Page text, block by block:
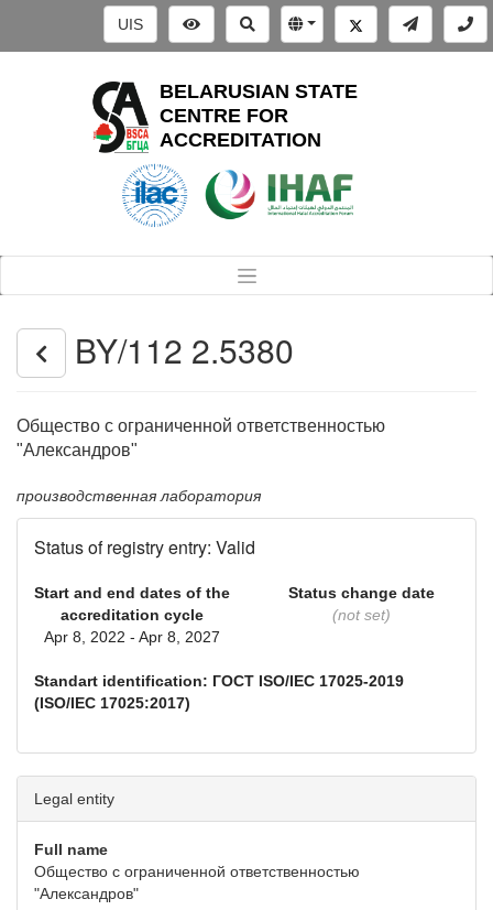
UIS
BELARUSIAN STATE
CENTRE FOR
ACCREDITATION
BY/112 2.5380
Общество с ограниченной ответственностью
"Александров"
производственная лаборатория
Status of registry entry: Valid
Start and end dates of the
accreditation cycle
Apr 8, 2022 - Apr 8, 2027
Status change date
(not set)
Standart identification: ГОСТ ISO/IEC 17025-2019
(ISO/IEC 17025:2017)
Legal entity
Full name
Общество с ограниченной ответственностью
"Александров"